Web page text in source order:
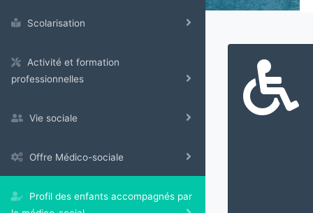
Scolarisation
Activité et formation
professionnelles
Vie sociale
Offre Médico-sociale
Profil des enfants accompagnés par